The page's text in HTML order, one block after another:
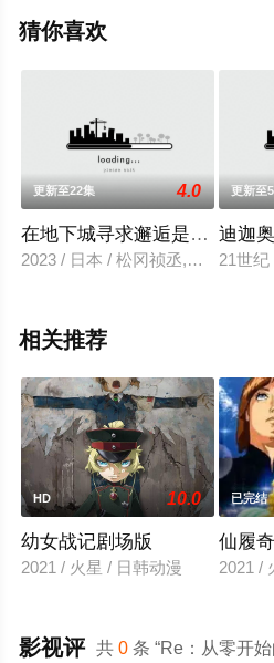
免费观看高清未删减完整版动漫
猜你喜欢
更新至22集 4.0
在地下城寻求邂逅是否搞错了
2023 / 日本 / 松冈祯丞,水濑祈,内
更新至
迪迦
21世
相关推荐
HD 10.0
幼女战记剧场版
2021 / 火星 / 日韩动漫
已完结
仙履
2021 /
共0 条 “Re：从零开
影视评